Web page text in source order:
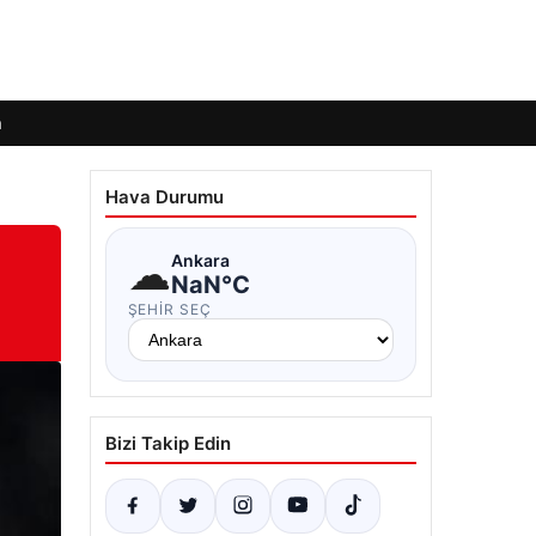
Hava Durumu
☁Ankara
NaN°C
ŞEHIR SEÇ
Bizi Takip Edin